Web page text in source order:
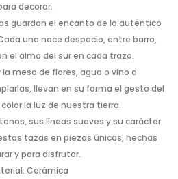
decorar.
guardan el encanto de lo auténtico
una nace despacio, entre barro,
el alma del sur en cada trazo.
mesa de flores, agua o vino o
llevan en su forma el gesto del
la luz de nuestra tierra.
sus líneas suaves y su carácter
tazas en piezas únicas, hechas
y para disfrutar.
Cerámica